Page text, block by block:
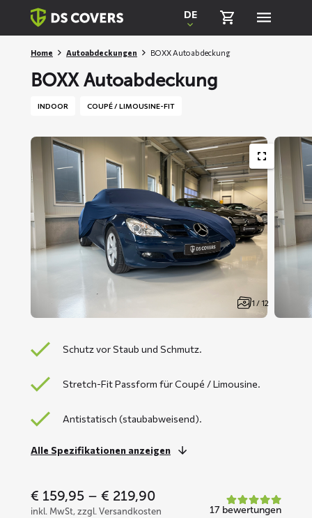
Skiplinks
DE
Home Autoabdeckungen BOXX Autoabdeckung
BOXX Autoabdeckung
INDOOR COUPÉ / LIMOUSINE-FIT
1 / 12
Schutz vor Staub und Schmutz.
Stretch-Fit Passform für Coupé / Limousine.
Antistatisch (staubabweisend).
Alle Spezifikationen anzeigen
€ 159,95 – € 219,90
range:
inkl. MwSt, zzgl. Versandkosten 17 bewertungen